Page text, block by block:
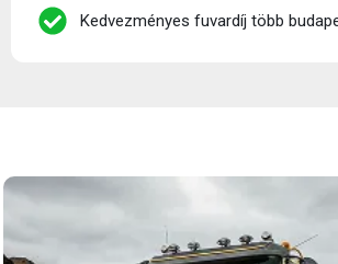
Kedvezményes fuvardíj több